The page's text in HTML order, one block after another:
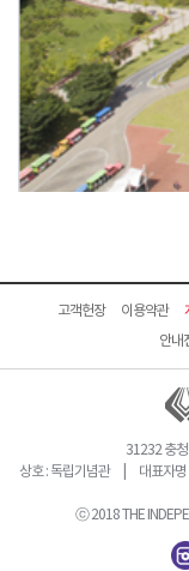
고객헌장 이용약관
안내
31232 충
상호 : 독립기념관 | 대표자
ⓒ 2018 THE